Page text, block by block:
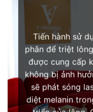
Tiến hành sử
phân để triệt
được cung cấp
không bị ảnh
sẽ phát sóng
diệt melanin